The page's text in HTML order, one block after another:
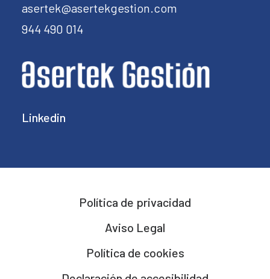
Linkedin
asertek@asertekgestion.com
944 490 014
Política de privacidad
Aviso Legal
Política de cookies